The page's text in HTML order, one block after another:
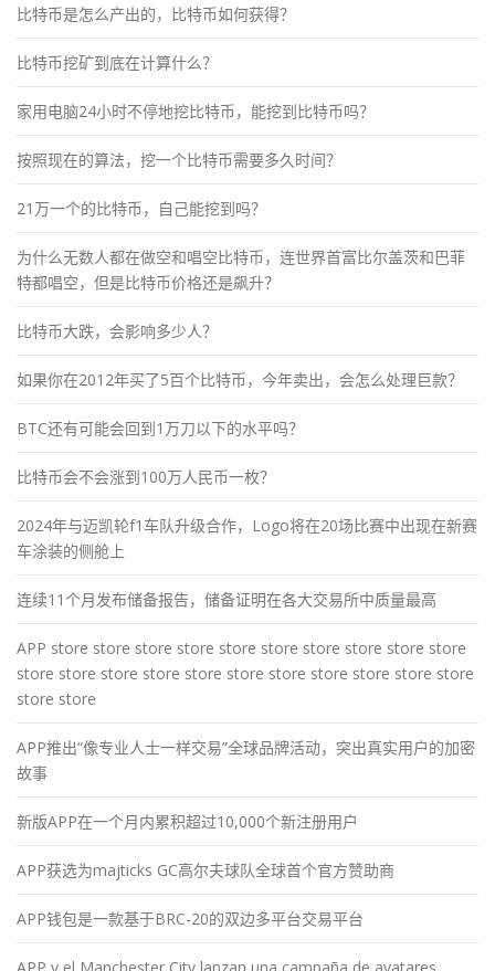
比特币是怎么产出的，比特币如何获得？
比特币挖矿到底在计算什么？
家用电脑24小时不停地挖比特币，能挖到比特币吗？
按照现在的算法，挖一个比特币需要多久时间？
21万一个的比特币，自己能挖到吗？
为什么无数人都在做空和唱空比特币，连世界首富比尔盖茨和巴菲
特都唱空，但是比特币价格还是飙升？
比特币大跌，会影响多少人？
如果你在2012年买了5百个比特币，今年卖出，会怎么处理巨款？
BTC还有可能会回到1万刀以下的水平吗？
比特币会不会涨到100万人民币一枚？
2024年与迈凯轮f1车队升级合作，Logo将在20场比赛中出现在新赛
车涂装的侧舱上
连续11个月发布储备报告，储备证明在各大交易所中质量最高
APP store store store store store store store store store store
store store store store store store store store store store store
store store
APP推出“像专业人士一样交易”全球品牌活动，突出真实用户的加密
故事
新版APP在一个月内累积超过10,000个新注册用户
APP获选为majticks GC高尔夫球队全球首个官方赞助商
APP钱包是一款基于BRC-20的双边多平台交易平台
APP y el Manchester City lanzan una campaña de avatares